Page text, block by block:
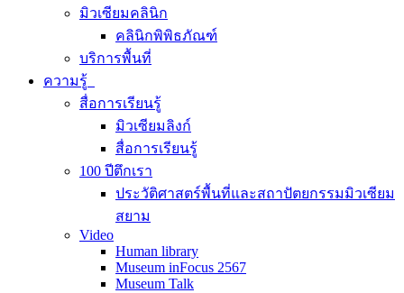
มิวเซียมคลินิก
คลินิกพิพิธภัณฑ์
บริการพื้นที่
ความรู้
สื่อการเรียนรู้
มิวเซียมลิงก์
สื่อการเรียนรู้
100 ปีตึกเรา
ประวัติศาสตร์พื้นที่และสถาปัตยกรรมมิวเซียม
สยาม
Video
Human library
Museum inFocus 2567
Museum Talk